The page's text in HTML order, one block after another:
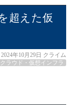
超えた仮
2024年10月29日 クライム
クラウド・仮想インフラ